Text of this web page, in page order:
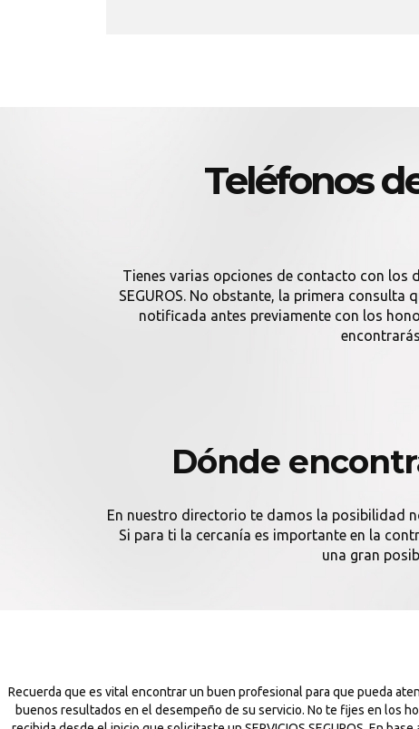
Teléfonos
Tienes varias opciones de contacto con los
SEGUROS. No obstante, la primera
notificada antes previamente con los
Dónde
En nuestro directorio te damos la posibilidad
Si para ti la cercanía es importante en la
una gran
Recuerda que es vital encontrar un buen profesional para que pueda
buenos resultados en el desempeño de su servicio. No te fijes en los